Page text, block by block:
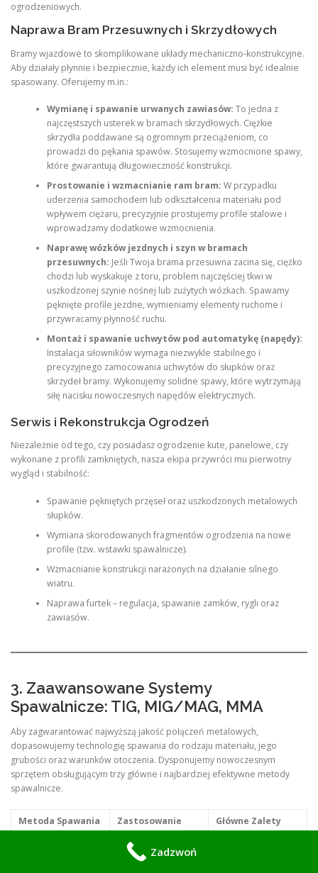
ogrodzeniowych.
Naprawa Bram Przesuwnych i Skrzydłowych
Bramy wjazdowe to skomplikowane układy mechaniczno-konstrukcyjne.
Aby działały płynnie i bezpiecznie, każdy ich element musi być idealnie
spasowany. Oferujemy m.in.:
Wymianę i spawanie urwanych zawiasów: To jedna z
najczęstszych usterek w bramach skrzydłowych. Ciężkie
skrzydła poddawane są ogromnym przeciążeniom, co
prowadzi do pękania spawów. Stosujemy wzmocnione spawy,
które gwarantują długowieczność konstrukcji.
Prostowanie i wzmacnianie ram bram: W przypadku
uderzenia samochodem lub odkształcenia materiału pod
wpływem ciężaru, precyzyjnie prostujemy profile stalowe i
wprowadzamy dodatkowe wzmocnienia.
Naprawę wózków jezdnych i szyn w bramach
przesuwnych: Jeśli Twoja brama przesuwna zacina się, ciężko
chodzi lub wyskakuje z toru, problem najczęściej tkwi w
uszkodzonej szynie nośnej lub zużytych wózkach. Spawamy
pęknięte profile jezdne, wymieniamy elementy ruchome i
przywracamy płynność ruchu.
Montaż i spawanie uchwytów pod automatykę (napędy):
Instalacja siłowników wymaga niezwykle stabilnego i
precyzyjnego zamocowania uchwytów do słupków oraz
skrzydeł bramy. Wykonujemy solidne spawy, które wytrzymają
siłę nacisku nowoczesnych napędów elektrycznych.
Serwis i Rekonstrukcja Ogrodzeń
Niezależnie od tego, czy posiadasz ogrodzenie kute, panelowe, czy
wykonane z profili zamkniętych, nasza ekipa przywróci mu pierwotny
wygląd i stabilność:
Spawanie pękniętych przęseł oraz uszkodzonych metalowych
słupków.
Wymiana skorodowanych fragmentów ogrodzenia na nowe
profile (tzw. wstawki spawalnicze).
Wzmacnianie konstrukcji narażonych na działanie silnego
wiatru.
Naprawa furtek – regulacja, spawanie zamków, rygli oraz
zawiasów.
3. Zaawansowane Systemy
Spawalnicze: TIG, MIG/MAG, MMA
Aby zagwarantować najwyższą jakość połączeń metalowych,
dopasowujemy technologię spawania do rodzaju materiału, jego
grubości oraz warunków otoczenia. Dysponujemy nowoczesnym
sprzętem obsługującym trzy główne i najbardziej efektywne metody
spawalnicze.
Metoda Spawania Zastosowanie Główne Zalety
Aluminium, stal
Zadzwoń